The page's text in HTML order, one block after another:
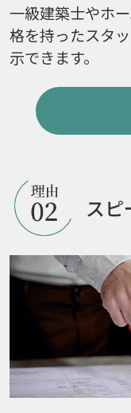
一級建築士やホ
格を持ったスタ
示できます。
スピ